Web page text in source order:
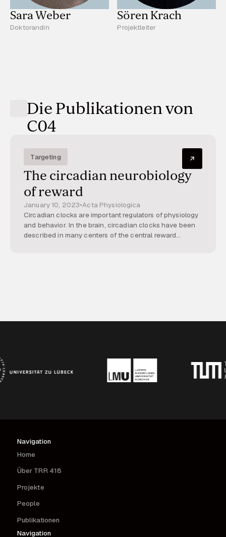
Sara Weber
Doktorandin
Sören Krach
Projektleiter
Die Publikationen von
C04
Targeting
The circadian neurobiology
of reward
January 10, 2023•Acta Physiologica
Circadian clocks are important regulators of physiology
and behavior. In the brain, circadian clocks have been
described in many centers of the central reward
Navigation
Home
Über TRR 418
Projekte
People
Publikationen
Navigation